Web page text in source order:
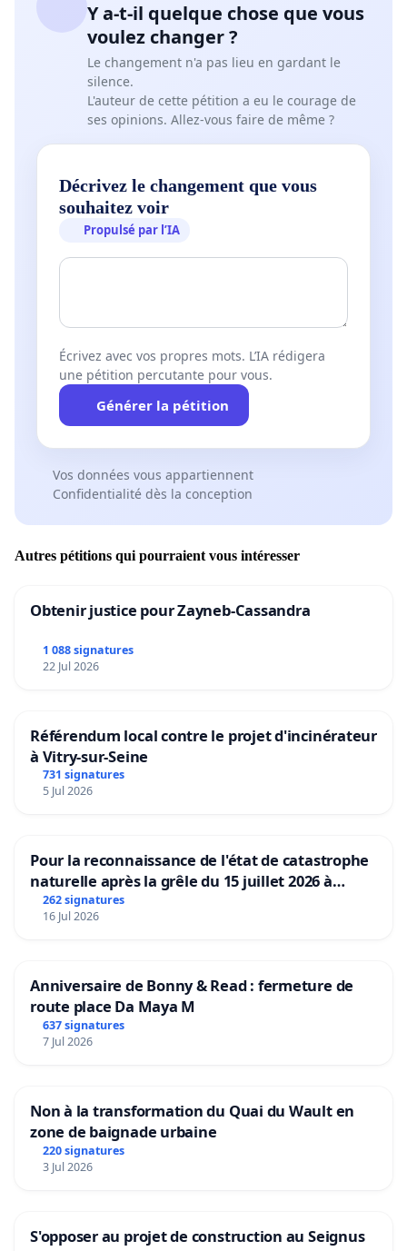
Y a-t-il quelque chose que vous
voulez changer ?
Le changement n'a pas lieu en gardant le
silence.
L'auteur de cette pétition a eu le courage de
ses opinions. Allez-vous faire de même ?
Décrivez le changement que vous
souhaitez voir
Propulsé par l’IA
Écrivez avec vos propres mots. L’IA rédigera
une pétition percutante pour vous.
Générer la pétition
Vos données vous appartiennent
Confidentialité dès la conception
Autres pétitions qui pourraient vous intéresser
Obtenir justice pour Zayneb-Cassandra
1 088 signatures
22 Jul 2026
Référendum local contre le projet d'incinérateur
à Vitry-sur-Seine
731 signatures
5 Jul 2026
Pour la reconnaissance de l'état de catastrophe
naturelle après la grêle du 15 juillet 2026 à
Aubenas et ses alentours
262 signatures
16 Jul 2026
Anniversaire de Bonny & Read : fermeture de
route place Da Maya M
637 signatures
7 Jul 2026
Non à la transformation du Quai du Wault en
zone de baignade urbaine
220 signatures
3 Jul 2026
S'opposer au projet de construction au Seignus